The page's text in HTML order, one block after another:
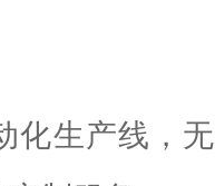
化生产线，